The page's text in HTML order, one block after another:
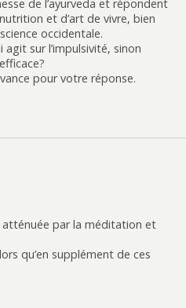
de l’ayurveda et répondent
et d’art de vivre, bien
occidentale.
agit sur l’impulsivité, sinon
pour votre réponse.
atténuée par la méditation et
qu’en supplément de ces